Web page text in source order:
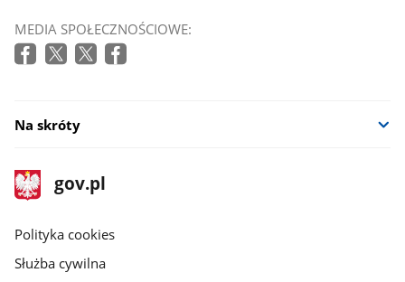
MEDIA SPOŁECZNOŚCIOWE:
Na skróty
stopka
gov.pl
Strona
gov.pl
gov.pl
Polityka cookies
Służba cywilna